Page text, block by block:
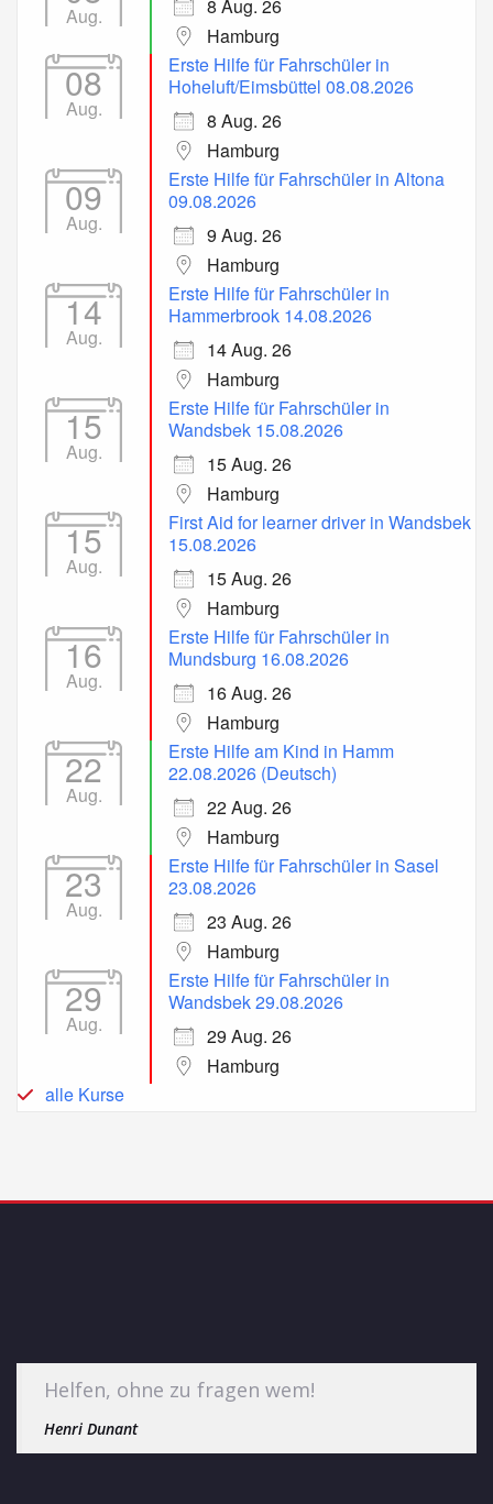
Aug.
8 Aug. 26
Hamburg
08
Aug.
Erste Hilfe für Fahrschüler in
Hoheluft/Eimsbüttel 08.08.2026
8 Aug. 26
Hamburg
09
Aug.
Erste Hilfe für Fahrschüler in Altona
09.08.2026
9 Aug. 26
Hamburg
14
Aug.
Erste Hilfe für Fahrschüler in
Hammerbrook 14.08.2026
14 Aug. 26
Hamburg
15
Aug.
Erste Hilfe für Fahrschüler in
Wandsbek 15.08.2026
15 Aug. 26
Hamburg
15
Aug.
First Aid for learner driver in Wandsbek
15.08.2026
15 Aug. 26
Hamburg
16
Aug.
Erste Hilfe für Fahrschüler in
Mundsburg 16.08.2026
16 Aug. 26
Hamburg
22
Aug.
Erste Hilfe am Kind in Hamm
22.08.2026 (Deutsch)
22 Aug. 26
Hamburg
23
Aug.
Erste Hilfe für Fahrschüler in Sasel
23.08.2026
23 Aug. 26
Hamburg
29
Aug.
Erste Hilfe für Fahrschüler in
Wandsbek 29.08.2026
29 Aug. 26
Hamburg
alle Kurse
Helfen, ohne zu fragen wem!
Henri Dunant